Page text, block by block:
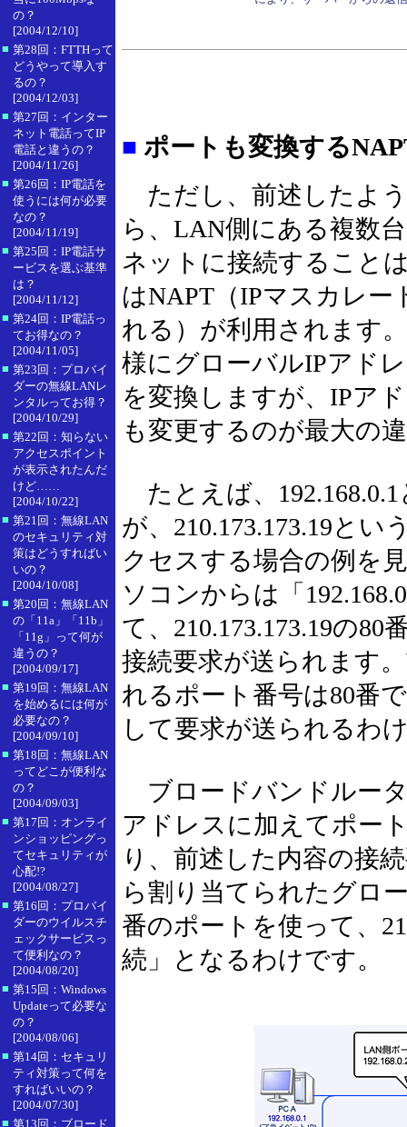
の？
[2004/12/10]
■ 第28回：FTTHって
どうやって導入す
るの？
[2004/12/03]
■ 第27回：インター
ネット電話ってIP
電話と違うの？
[2004/11/26]
■ 第26回：IP電話を
使うには何が必要
なの？
[2004/11/19]
■ 第25回：IP電話サ
ービスを選ぶ基準
は？
[2004/11/12]
■ 第24回：IP電話っ
てお得なの？
[2004/11/05]
■ 第23回：プロバイ
ダーの無線LANレ
ンタルってお得？
[2004/10/29]
■ 第22回：知らない
アクセスポイント
が表示されたんだ
けど……
[2004/10/22]
■ 第21回：無線LAN
のセキュリティ対
策はどうすればい
いの？
[2004/10/08]
■ 第20回：無線LAN
の「11a」「11b」
「11g」って何が
違うの？
[2004/09/17]
■ 第19回：無線LAN
を始めるには何が
必要なの？
[2004/09/10]
■ 第18回：無線LAN
ってどこが便利な
の？
[2004/09/03]
■ 第17回：オンライ
ンショッピングっ
てセキュリティが
心配!?
[2004/08/27]
■ 第16回：プロバイ
ダーのウイルスチ
ェックサービスっ
て便利なの？
[2004/08/20]
■ 第15回：Windows
Updateって必要な
の？
[2004/08/06]
■ 第14回：セキュリ
ティ対策って何を
すればいいの？
[2004/07/30]
■ 第13回：ブロード
■ ポートも変換する
ただし、前述したよ
ら、LAN側にある複数
ネットに接続すること
はNAPT（IPマスカレ
れる）が利用されます
様にグローバルIPアド
を変換しますが、IPア
も変更するのが最大の
たとえば、
が、210.173.173.19とい
クセスする場合の例を
ソコンからは「
て、210.173.173.19の
接続要求が送られます
れるポート番号は80番
して要求が送られるわ
ブロードバンドルー
アドレスに加えてポー
り、前述した内容の接
ら割り当てられたグロ
番のポートを使って、
続」となるわけです。